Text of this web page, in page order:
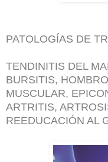
PATOLOGÍAS DE
TENDINITIS DEL
BURSITIS,
MUSCULAR,
ARTRITIS,
REEDUCACIÓN AL